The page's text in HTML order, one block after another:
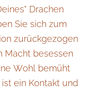
Drachen
Sie sich zum
zurückgezogen
Macht besessen
Wohl bemüht
ein Kontakt und